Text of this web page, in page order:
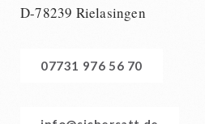
D-78239 Rielasingen
07731 976 56 70